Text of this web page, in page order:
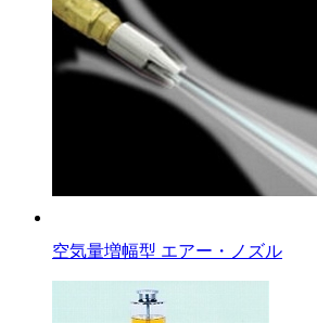
空気量増幅型 エアー・ノズル